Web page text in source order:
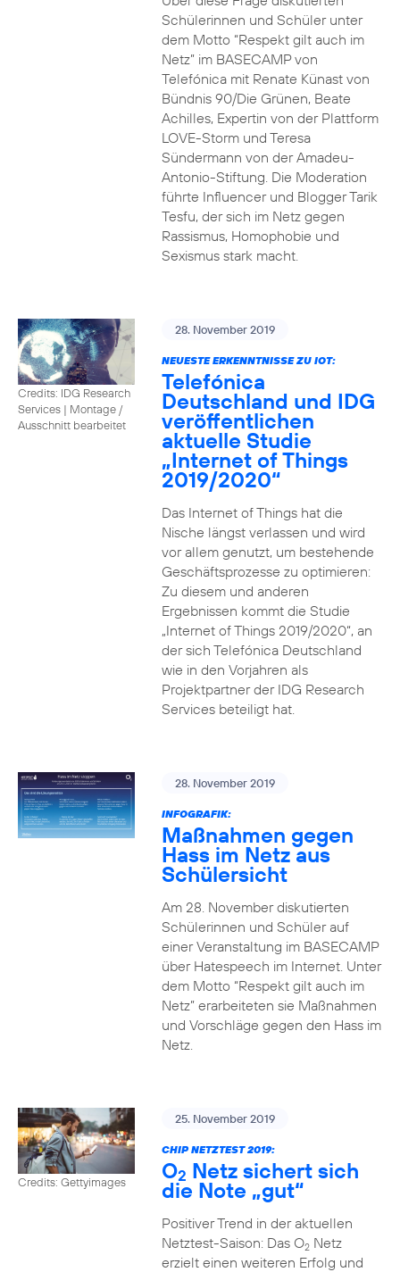
Schülerinnen und Schüler unter
dem Motto “Respekt gilt auch im
Netz” im BASECAMP von
Telefónica mit Renate Künast von
Bündnis 90/Die Grünen, Beate
Achilles, Expertin von der Plattform
LOVE-Storm und Teresa
Sündermann von der Amadeu-
Antonio-Stiftung. Die Moderation
führte Influencer und Blogger Tarik
Tesfu, der sich im Netz gegen
Rassismus, Homophobie und
Sexismus stark macht.
Credits: IDG Research
Services | Montage /
Ausschnitt bearbeitet
28. November 2019
NEUESTE ERKENNTNISSE ZU IOT:
Telefónica
Deutschland und IDG
veröffentlichen
aktuelle Studie
„Internet of Things
2019/2020“
Das Internet of Things hat die
Nische längst verlassen und wird
vor allem genutzt, um bestehende
Geschäftsprozesse zu optimieren:
Zu diesem und anderen
Ergebnissen kommt die Studie
„Internet of Things 2019/2020“, an
der sich Telefónica Deutschland
wie in den Vorjahren als
Projektpartner der IDG Research
Services beteiligt hat.
28. November 2019
INFOGRAFIK:
Maßnahmen gegen
Hass im Netz aus
Schülersicht
Am 28. November diskutierten
Schülerinnen und Schüler auf
einer Veranstaltung im BASECAMP
über Hatespeech im Internet. Unter
dem Motto “Respekt gilt auch im
Netz” erarbeiteten sie Maßnahmen
und Vorschläge gegen den Hass im
Netz.
Credits: Gettyimages
25. November 2019
CHIP NETZTEST 2019:
O2 Netz sichert sich
die Note „gut“
Positiver Trend in der aktuellen
Netztest-Saison: Das O2Netz
erzielt einen weiteren Erfolg und